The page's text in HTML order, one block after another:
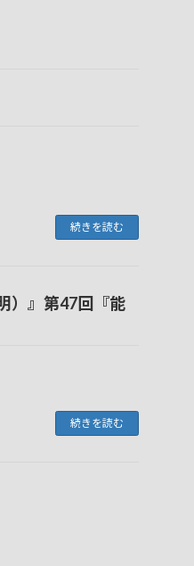
続きを読む
）』第47回『能
続きを読む